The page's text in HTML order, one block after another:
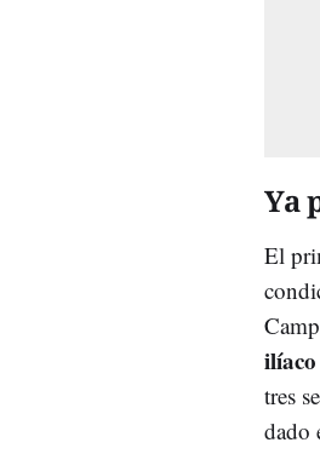
Ya
El
ilíaco
tres
dado